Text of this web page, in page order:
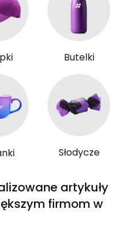
Butelki
Słodycze
artykuły
firmom w